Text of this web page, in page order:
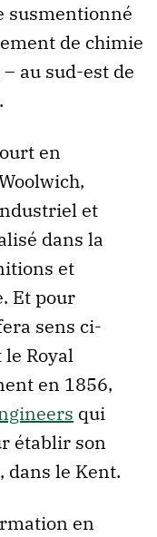
susmentionné
de chimie
au sud-est de
en
et
dans la
et
Et pour
sens ci-
le Royal
en 1856,
qui
établir son
dans le Kent.
en